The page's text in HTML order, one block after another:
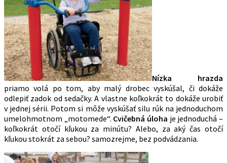
Nízka hrazda
priamo volá po tom, aby malý drobec vyskúšal, či dokáže
odlepiť zadok od sedačky. A vlastne koľkokrát to dokáže urobiť
v jednej sérii. Potom si môže vyskúšať silu rúk na jednoduchom
umelohmotnom „motomede“. Cvičebná úloha je jednoduchá –
koľkokrát otočí kľukou za minútu? Alebo, za aký čas otočí
kľukou stokrát za sebou? samozrejme, bez podvádzania.